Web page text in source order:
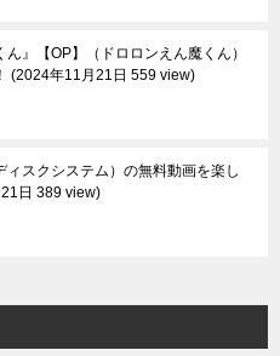
ん』【OP】（ドロロンえん魔くん）
2024年11月21日 559 view
ィスクシステム）の無料動画を楽し
日 389 view